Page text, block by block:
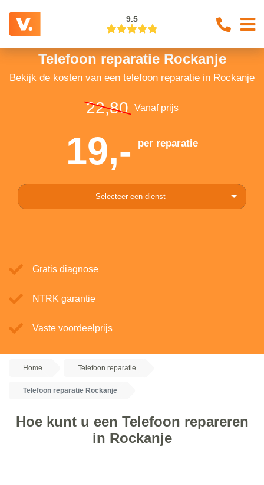
9.5
Telefoon reparatie Rockanje
Bekijk de kosten van een telefoon reparatie in Rockanje
22,80 Vanaf prijs
19,- per reparatie
Selecteer een dienst
Gratis diagnose
NTRK garantie
Vaste voordeelprijs
Home Telefoon reparatie
Telefoon reparatie Rockanje
Hoe kunt u een Telefoon repareren
in Rockanje